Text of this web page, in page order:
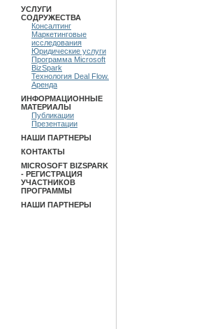
УСЛУГИ
СОДРУЖЕСТВА
Консалтинг
Маркетинговые
исследования
Юридические услуги
Программа Microsoft
BizSpark
Технология Deal Flow.
Аренда
ИНФОРМАЦИОННЫЕ
МАТЕРИАЛЫ
Публикации
Презентации
НАШИ ПАРТНЕРЫ
КОНТАКТЫ
MICROSOFT BIZSPARK
- РЕГИСТРАЦИЯ
УЧАСТНИКОВ
ПРОГРАММЫ
НАШИ ПАРТНЕРЫ